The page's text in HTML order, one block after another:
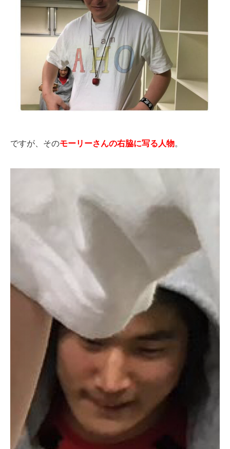
ですが、そのモーリーさんの右脇に写る人物。